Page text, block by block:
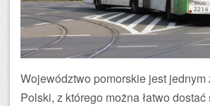
Województwo pomorskie jest jednym
Polski, z którego można łatwo